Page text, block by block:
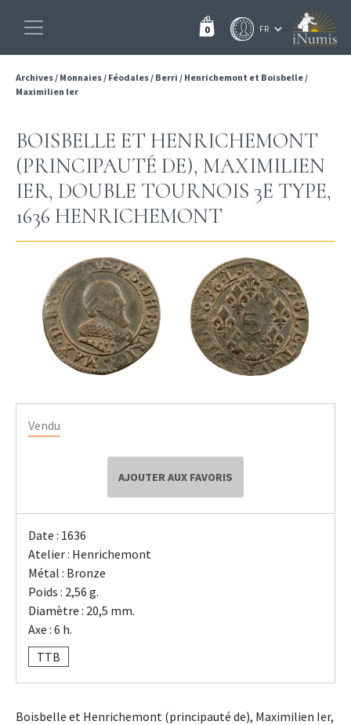
0
Archives/ Monnaies/ Féodales/ Berri / Henrichemont et Boisbelle/
Maximilien Ier
BOISBELLE ET HENRICHEMONT
(PRINCIPAUTÉ DE), MAXIMILIEN
IER, DOUBLE TOURNOIS 3E TYPE,
1636 HENRICHEMONT
Vendu
AJOUTER AUX FAVORIS
Date : 1636
Atelier : Henrichemont
Métal : Bronze
Poids : 2,56 g.
Diamètre : 20,5 mm.
Axe : 6 h.
TTB
Boisbelle et Henrichemont (principauté de), Maximilien Ier,